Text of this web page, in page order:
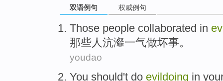
双语例句 权威例句
Those people collaborated in
那些人沆瀣一气做坏事。
youdao
You should't do evildoing in